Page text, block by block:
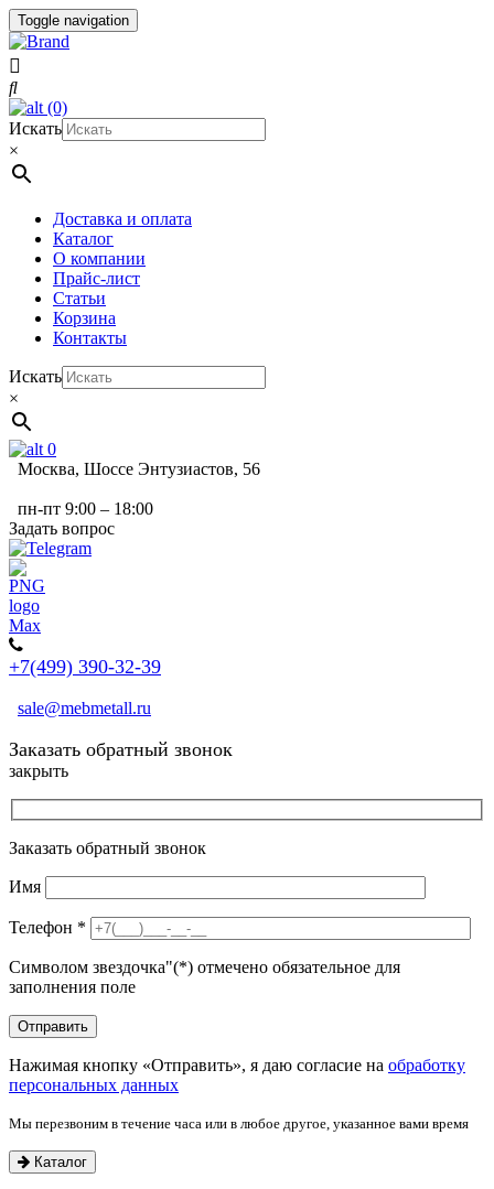
Toggle navigation
(0)
Искать
×
Доставка и оплата
Каталог
О компании
Прайс-лист
Статьи
Корзина
Контакты
Искать
×
0
Москва, Шоссе Энтузиастов, 56
пн-пт 9:00 – 18:00
Задать вопрос
+7(499) 390-32-39
sale@mebmetall.ru
Заказать обратный звонок
закрыть
Заказать обратный звонок
Имя
Телефон *
Символом звездочка"(*) отмечено обязательное для
заполнения поле
Нажимая кнопку «Отправить», я даю согласие на обработку
персональных данных
Мы перезвоним в течение часа или в любое другое, указанное вами время
Каталог